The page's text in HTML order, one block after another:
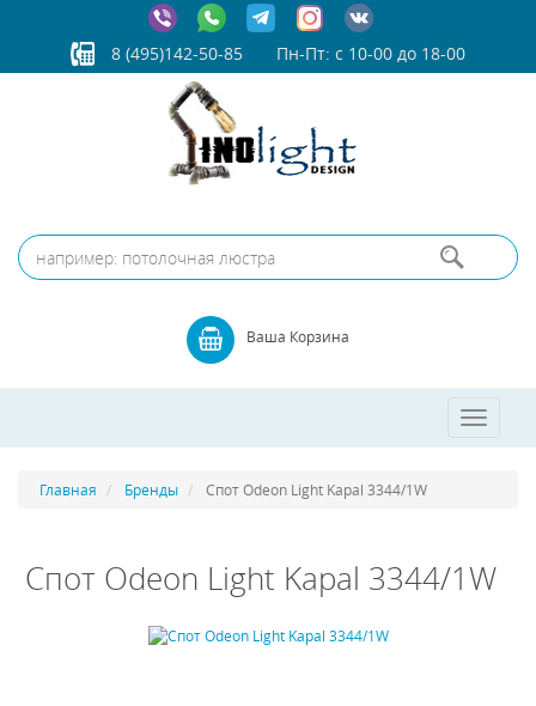
8 (495)142-50-85 Пн-Пт: с 10-00 до 18-00
Ваша Корзина
Toggle
Главная Бренды Спот Odeon Light Kapal 3344/1W
Спот Odeon Light Kapal 3344/1W